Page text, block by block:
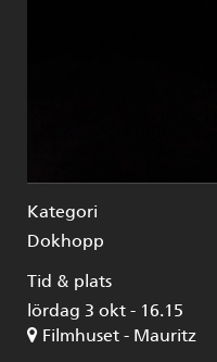
Kategori
Dokhopp
Tid & plats
lördag 3 okt - 16.15
Filmhuset - Mauritz